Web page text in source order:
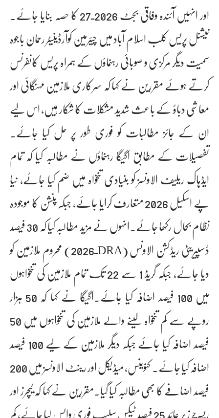
اور انہیں آئندہ وفاقی بجٹ 2026ـ27 کا حصہ بنایا جائے۔
نیشنل پریس کلب اسلام آباد میں چیئرمین کوآرڈینیٹر رحمان باجوہ
سمیت دیگر مرکزی و صوبائی رہنماؤں کے ہمراہ پریس کانفرنس
کرتے ہوئے مقررین نے کہا کہ سرکاری ملازمین مہنگائی اور
معاشی دباؤ کے باعث شدید مشکلات کا شکار ہیں، اس لیے
ان کے جائز مطالبات کو فوری طور پر حل کیا جائے۔
تفصیلات کے مطابق اگیگا رہنماؤں نے مطالبہ کیا کہ تمام
ایڈہاک ریلیف الاونسز کو بنیادی تنخواہ میں ضم کیا جائے، نیا
پے اسکیل 2026 متعارف کرایا جائے، جبکہ پنشن کا موجودہ
نظام بحال رکھا جائے۔انہوں نے مزید مطالبہ کیا کہ 30 فیصد
ڈسپیریٹی ریڈکشن الاونس (DRAـ2026) محروم ملازمین کو
دیا جائے، جبکہ گریڈ 1 سے 22 تک تمام ملازمین کی تنخواہوں
میں 100 فیصد اضافہ کیا جائے۔اگیگا نے کہا کہ 50 ہزار
روپے سے کم تنخواہ لینے والے ملازمین کی تنخواہوں میں 50
فیصد اضافہ کیا جائے جبکہ دیگر ملازمین کے لیے 100 فیصد
اضافہ کیا جائے۔ کنوینس، میڈیکل اور رینٹ الاونسز میں 200
فیصد اضافے کا بھی مطالبہ کیا گیا۔مقررین نے کہا کہ ٹیچرز اور